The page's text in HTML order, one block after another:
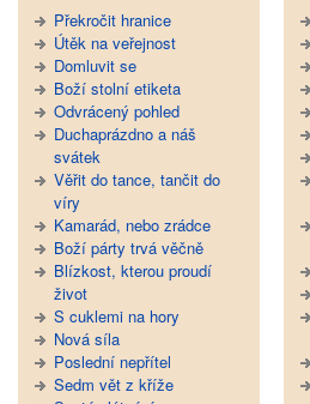
Překročit hranice
Útěk na veřejnost
Domluvit se
Boží stolní etiketa
Odvrácený pohled
Duchaprázdno a náš
svátek
Věřit do tance, tančit do
víry
Kamarád, nebo zrádce
Boží párty trvá věčně
Blízkost, kterou proudí
život
S cuklemi na hory
Nová síla
Poslední nepřítel
Sedm vět z kříže